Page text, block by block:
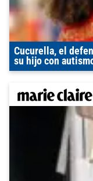
Cucurella, el
su hijo con